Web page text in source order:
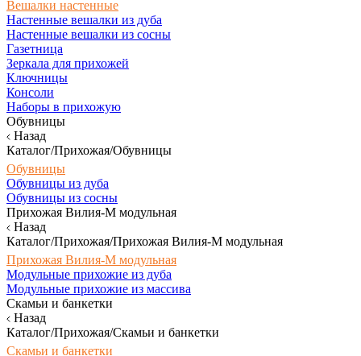
Вешалки настенные
Настенные вешалки из дуба
Настенные вешалки из сосны
Газетница
Зеркала для прихожей
Ключницы
Консоли
Наборы в прихожую
Обувницы
Назад
Каталог/Прихожая/Обувницы
Обувницы
Обувницы из дуба
Обувницы из сосны
Прихожая Вилия-М модульная
Назад
Каталог/Прихожая/Прихожая Вилия-М модульная
Прихожая Вилия-М модульная
Модульные прихожие из дуба
Модульные прихожие из массива
Скамьи и банкетки
Назад
Каталог/Прихожая/Скамьи и банкетки
Скамьи и банкетки